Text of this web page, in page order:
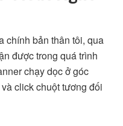
chính bản thân tôi, qua
được trong quá trình
chạy dọc ở góc
click chuột tương đối